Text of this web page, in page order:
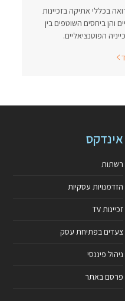
בכללי אתיקה בזכיינות
והן ביחסים השוטפים בין
הפוטנציאליים.
אינדקס
רשתות
הזדמנויות עסקיות
זכיינות TV
צעדים בפתיחת עסק
ניהול פיננסי
פרסם באתר